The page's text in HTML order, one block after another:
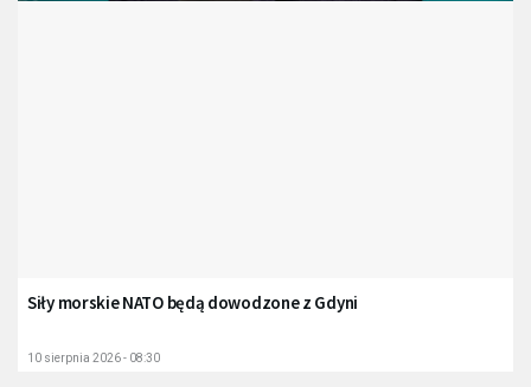
Siły morskie NATO będą dowodzone z Gdyni
10 sierpnia 2026 - 08:30